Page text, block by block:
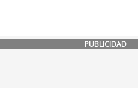
PUBLICIDAD